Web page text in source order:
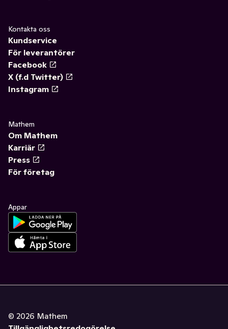
Kontakta oss
Kundservice
För leverantörer
Facebook
X (f.d Twitter)
Instagram
Mathem
Om Mathem
Karriär
Press
För företag
Appar
© 2026 Mathem